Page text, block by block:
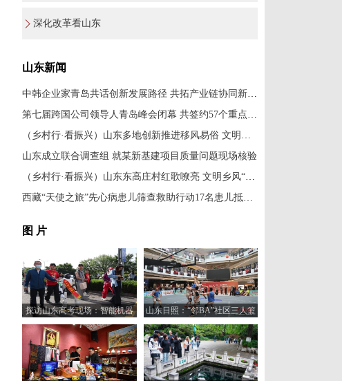
深化改革看山东
山东新闻
中韩企业家青岛共话创新发展路径 共拓产业链协同新机遇
第七届跨国公司领导人青岛峰会闭幕 共签约57个重点项目
（乡村行·看振兴）山东多地创新推进移风易俗 文明新风吹进千家万户
山东成立联合调查组 就某新基建项目质量问题现场核验
（乡村行·看振兴）山东东高庄村红歌嘹亮 文明乡风“唱”在实处
西藏“天使之旅”先心病患儿筛查救助行动17名患儿抵达济南市中心医院接受救治
图 片
探访山东高考现场：智能机器
人“趣味护考”
山东日照：“邻BA”社区三人篮
球赛火热开打